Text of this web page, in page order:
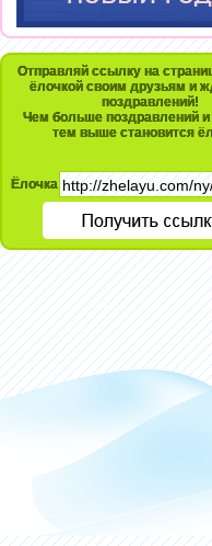
Отправляй ссылку на
ёлочкой своим друзьям и
поздравлений!
Чем больше поздравлений и
тем выше становится
Ёлочка